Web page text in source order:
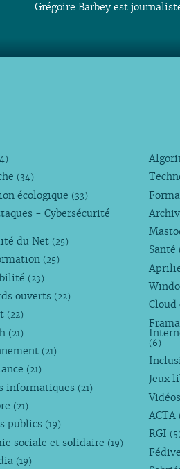
Grégoire Barbey est
(34)
écologique (33)
- Cybersécurité
du Net (25)
(25)
(23)
ouverts (22)
(22)
(21)
(21)
(21)
informatiques (21)
(21)
publics (19)
sociale et solidaire (19)
(19)
Santé
(6)
Jeux
ACTA
RGI (5)